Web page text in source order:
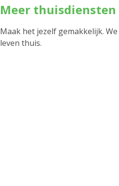
Meer
Maak het jezelf gemakkelijk.
leven thuis.